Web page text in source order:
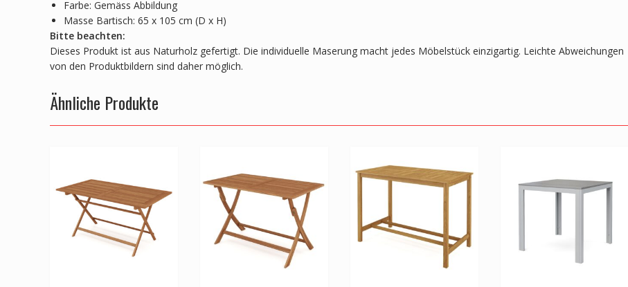
Farbe: Gemäss Abbildung
Masse Bartisch: 65 x 105 cm (D x H)
Bitte beachten:
Dieses Produkt ist aus Naturholz gefertigt. Die individuelle Maserung macht jedes Möbelstück einzigartig. Leichte Abweichungen
von den Produktbildern sind daher möglich.
Ähnliche Produkte